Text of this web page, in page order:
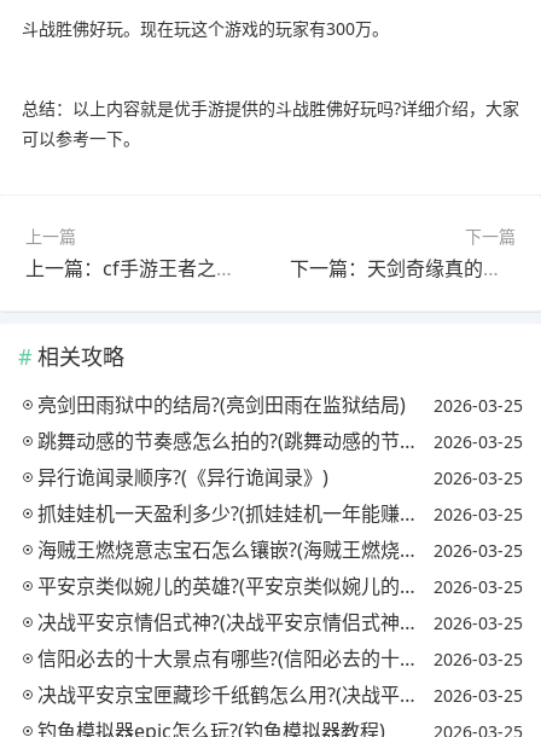
斗战胜佛好玩。现在玩这个游戏的玩家有300万。
总结：以上内容就是优手游提供的斗战胜佛好玩吗?详细介绍，大家
可以参考一下。
上一篇
上一篇：cf手游王者之心上线时间?(cf手游王者之心上线时间表)
下一篇
下一篇：天剑奇缘真的能提现吗?(天剑奇缘真的能提现吗)
相关攻略
亮剑田雨狱中的结局?(亮剑田雨在监狱结局) 2026-03-25
跳舞动感的节奏感怎么拍的?(跳舞动感的节奏感怎么拍的视频) 2026-03-25
异行诡闻录顺序?(《异行诡闻录》) 2026-03-25
抓娃娃机一天盈利多少?(抓娃娃机一年能赚多少钱) 2026-03-25
海贼王燃烧意志宝石怎么镶嵌?(海贼王燃烧意志宝石镶嵌攻略) 2026-03-25
平安京类似婉儿的英雄?(平安京类似婉儿的英雄名字) 2026-03-25
决战平安京情侣式神?(决战平安京情侣式神怎么获得) 2026-03-25
信阳必去的十大景点有哪些?(信阳必去的十大景点有哪些地方) 2026-03-25
决战平安京宝匣藏珍千纸鹤怎么用?(决战平安京匣中珍宝活动) 2026-03-25
钓鱼模拟器epic怎么玩?(钓鱼模拟器教程) 2026-03-25